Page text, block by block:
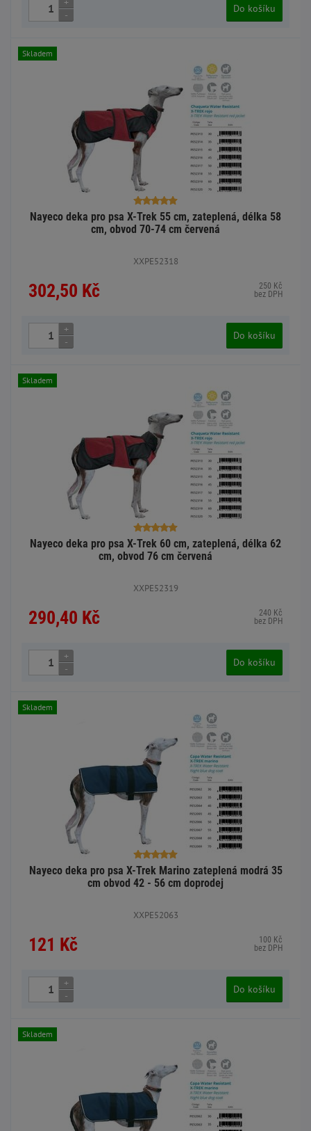
-
Do košíku
Nayeco deka pro psa X-Trek 55 cm, zateplená, délka 58
cm, obvod 70-74 cm červená
XXPE52318
302,50 Kč
250 Kč
bez DPH
Skladem
+
-
Do košíku
Nayeco deka pro psa X-Trek 60 cm, zateplená, délka 62
cm, obvod 76 cm červená
XXPE52319
290,40 Kč
240 Kč
bez DPH
Skladem
+
-
Do košíku
Nayeco deka pro psa X-Trek Marino zateplená modrá 35
cm obvod 42 - 56 cm doprodej
XXPE52063
121 Kč
100 Kč
bez DPH
Skladem
+
-
Do košíku
Skladem